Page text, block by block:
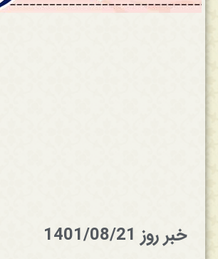
خبر روز 1401/08/21